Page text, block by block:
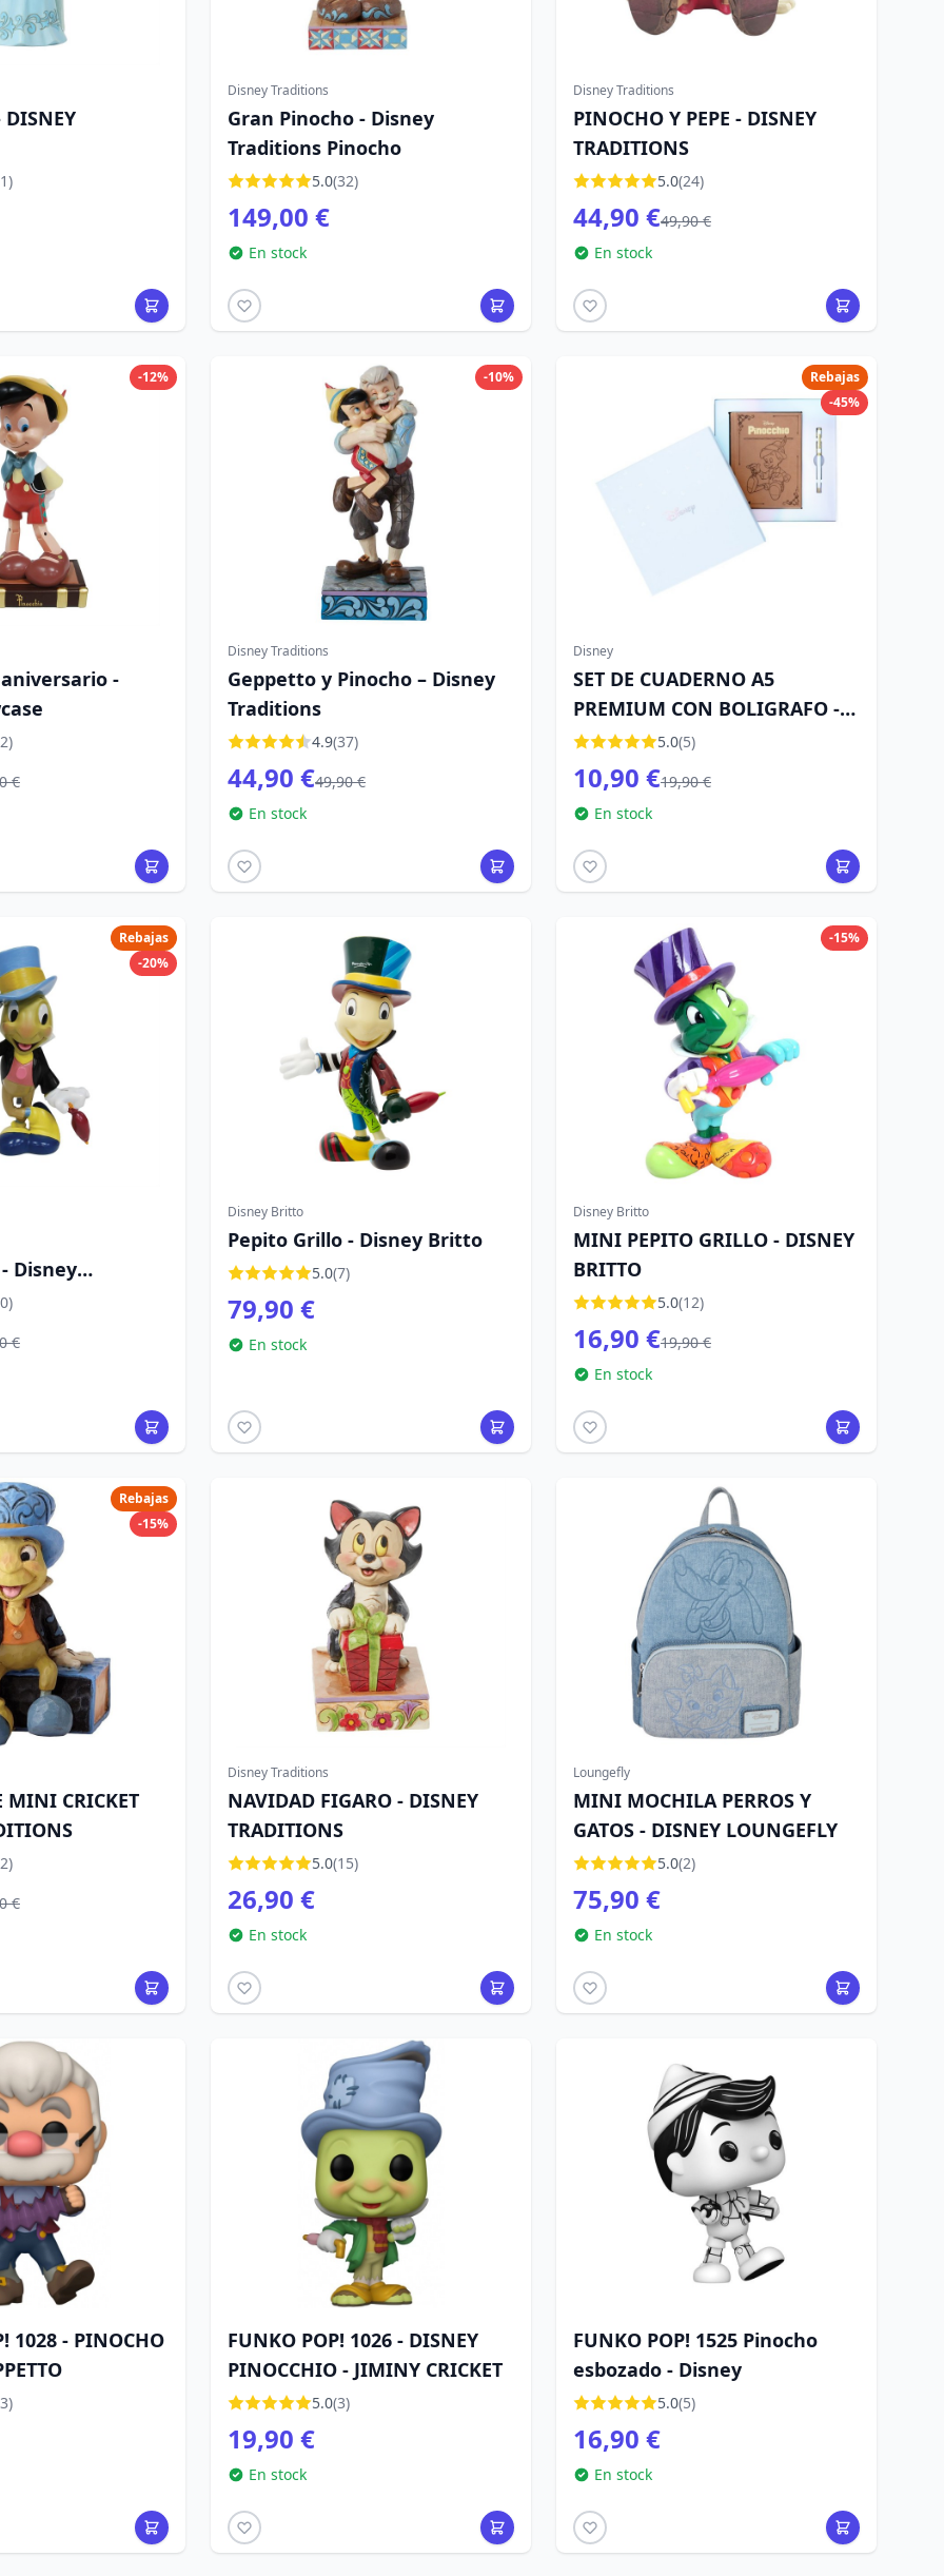
Disney Traditions
Gran Pinocho - Disney
Traditions Pinocho
5.0(32)
149,00 €
En stock
Disney Traditions
PINOCHO Y PEPE - DISNEY
TRADITIONS
5.0(24)
44,90 €49,90 €
En stock
-12%
aniversario -
€
-10%
Disney Traditions
Geppetto y Pinocho – Disney
Traditions
4.9(37)
44,90 €49,90 €
En stock
Rebajas
-45%
Disney
SET DE CUADERNO A5
PREMIUM CON BOLIGRAFO -
DISNEY PINOCHO
5.0(5)
10,90 €19,90 €
En stock
Rebajas
-20%
Disney
€
Disney Britto
Pepito Grillo - Disney Britto
5.0(7)
79,90 €
En stock
-15%
Disney Britto
MINI PEPITO GRILLO - DISNEY
BRITTO
5.0(12)
16,90 €19,90 €
En stock
Rebajas
-15%
MINI CRICKET
€
Disney Traditions
NAVIDAD FIGARO - DISNEY
TRADITIONS
5.0(15)
26,90 €
En stock
Loungefly
MINI MOCHILA PERROS Y
GATOS - DISNEY LOUNGEFLY
5.0(2)
75,90 €
En stock
1028 - PINOCHO
FUNKO POP! 1026 - DISNEY
PINOCCHIO - JIMINY CRICKET
5.0(3)
19,90 €
En stock
FUNKO POP! 1525 Pinocho
esbozado - Disney
5.0(5)
16,90 €
En stock